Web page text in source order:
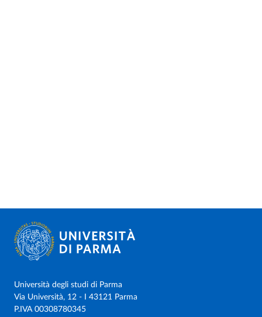
Università degli studi di Parma
Via Università, 12 - I 43121 Parma
P.IVA 00308780345